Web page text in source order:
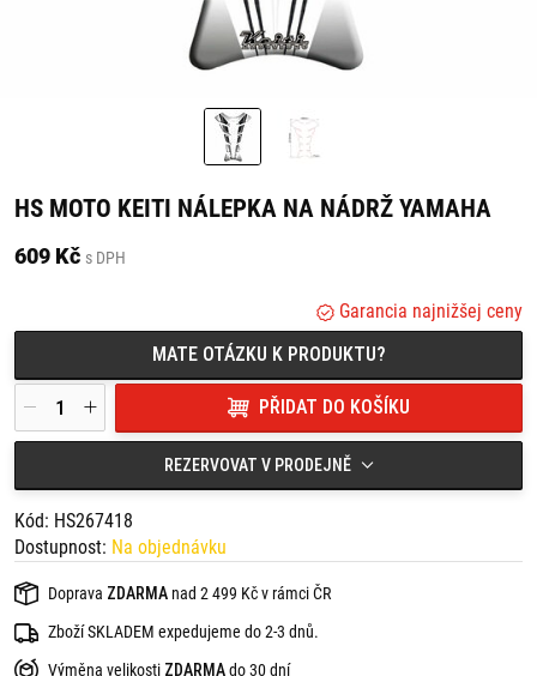
HS MOTO KEITI NÁLEPKA NA NÁDRŽ YAMAHA
609 Kč s DPH
Garancia najnižšej ceny
MATE OTÁZKU K PRODUKTU?
PŘIDAT DO KOŠÍKU
REZERVOVAT V PRODEJNĚ
Kód: HS267418
Dostupnost: Na objednávku
Doprava ZDARMA nad 2 499 Kč v rámci ČR
Zboží SKLADEM expedujeme do 2-3 dnů.
Výměna velikosti ZDARMAdo 30 dní